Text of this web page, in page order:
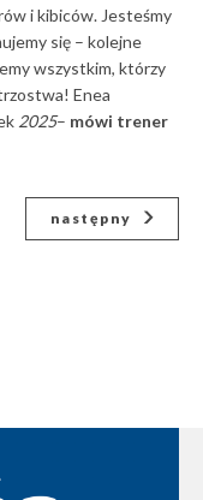
i kibiców. Jesteśmy
się – kolejne
wszystkim, którzy
Enea
2025– mówi trener
następny